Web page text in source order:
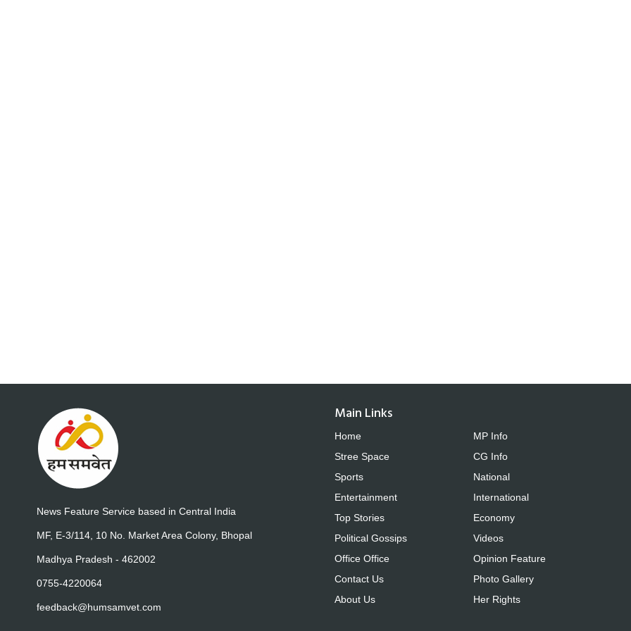
News Feature Service based in Central India
MF, E-3/114, 10 No. Market Area Colony, Bhopal
Madhya Pradesh - 462002
0755-4220064
feedback@humsamvet.com
Main Links
Home
Stree Space
Sports
Entertainment
Top Stories
Political Gossips
Office Office
Contact Us
About Us
MP Info
CG Info
National
International
Economy
Videos
Opinion Feature
Photo Gallery
Her Rights